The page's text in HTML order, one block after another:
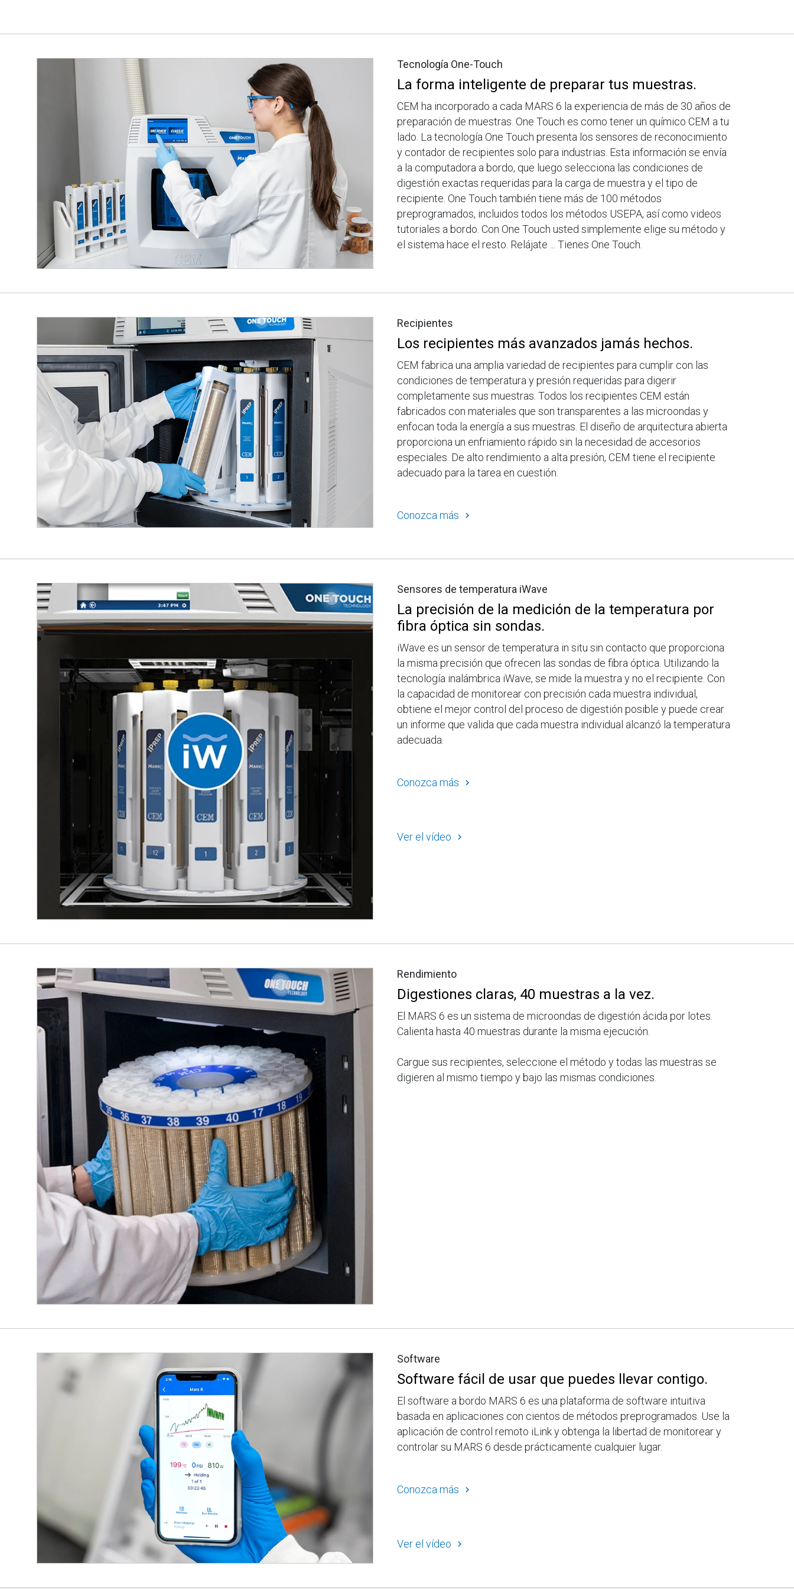
Tecnología One-Touch
La forma inteligente de preparar tus muestras.
CEM ha incorporado a cada MARS 6 la experiencia de más de 30 años de
preparación de muestras. One Touch es como tener un químico CEM a tu
lado. La tecnología One Touch presenta los sensores de reconocimiento
y contador de recipientes solo para industrias. Esta información se envía
a la computadora a bordo, que luego selecciona las condiciones de
digestión exactas requeridas para la carga de muestra y el tipo de
recipiente. One Touch también tiene más de 100 métodos
preprogramados, incluidos todos los métodos USEPA, así como videos
tutoriales a bordo. Con One Touch usted simplemente elige su método y
el sistema hace el resto. Relájate ... Tienes One Touch.
Recipientes
Los recipientes más avanzados jamás hechos.
CEM fabrica una amplia variedad de recipientes para cumplir con las
condiciones de temperatura y presión requeridas para digerir
completamente sus muestras. Todos los recipientes CEM están
fabricados con materiales que son transparentes a las microondas y
enfocan toda la energía a sus muestras. El diseño de arquitectura abierta
proporciona un enfriamiento rápido sin la necesidad de accesorios
especiales. De alto rendimiento a alta presión, CEM tiene el recipiente
adecuado para la tarea en cuestión.
Conozca más
Sensores de temperatura iWave
La precisión de la medición de la temperatura por
fibra óptica sin sondas.
iWave es un sensor de temperatura in situ sin contacto que proporciona
la misma precisión que ofrecen las sondas de fibra óptica. Utilizando la
tecnología inalámbrica iWave, se mide la muestra y no el recipiente. Con
la capacidad de monitorear con precisión cada muestra individual,
obtiene el mejor control del proceso de digestión posible y puede crear
un informe que valida que cada muestra individual alcanzó la temperatura
adecuada.
Conozca más
Ver el vídeo
Rendimiento
Digestiones claras, 40 muestras a la vez.
El MARS 6 es un sistema de microondas de digestión ácida por lotes.
Calienta hasta 40 muestras durante la misma ejecución.
Cargue sus recipientes, seleccione el método y todas las muestras se
digieren al mismo tiempo y bajo las mismas condiciones.
Software
Software fácil de usar que puedes llevar contigo.
El software a bordo MARS 6 es una plataforma de software intuitiva
basada en aplicaciones con cientos de métodos preprogramados. Use la
aplicación de control remoto iLink y obtenga la libertad de monitorear y
controlar su MARS 6 desde prácticamente cualquier lugar.
Conozca más
Ver el vídeo